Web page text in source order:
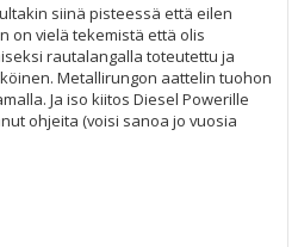
siinä pisteessä että eilen
on vielä tekemistä että olis
rautalangalla toteutettu ja
Metallirungon aattelin tuohon
Ja iso kiitos Diesel Powerille
ohjeita (voisi sanoa jo vuosia